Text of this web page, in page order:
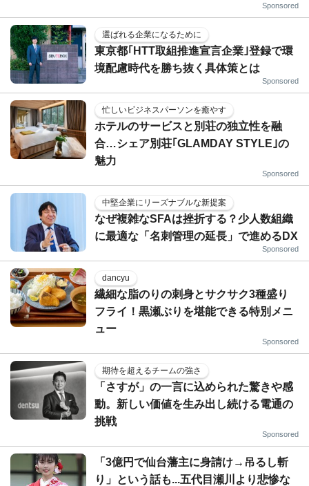
Sponsored
選ばれる企業になるために
東京都｢HTT取組推進宣言企業｣登録で環
境配慮時代を勝ち抜く具体策とは
Sponsored
忙しいビジネスパーソンを癒やす
ホテルのサービスと別荘の独立性を融
合…シェア別荘｢GLAMDAY STYLE｣の
魅力
Sponsored
中堅企業にリーズナブルな新提案
なぜ複雑なSFAは挫折する？少人数組織
に最適な「名刺管理の延長」で進めるDX
Sponsored
dancyu
繊細な脂のりの刺身とサクサク3種盛り
フライ！黒瀬ぶりを堪能できる特別メニ
ュー
Sponsored
期待を超えるチームの強さ
「さすが」の一言に込められた驚きや感
動。新しい価値を生み出し続ける電通の
挑戦
Sponsored
「3億円で仙台藩主に身請け→吊るし斬
り」という話も...五代目瀬川より悲惨な